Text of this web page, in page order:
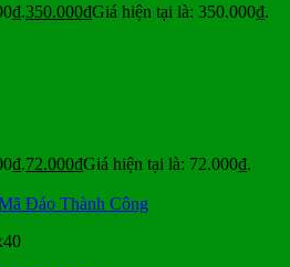
350.000₫Giá hiện tại là: 350.000₫.
72.000₫Giá hiện tại là: 72.000₫.